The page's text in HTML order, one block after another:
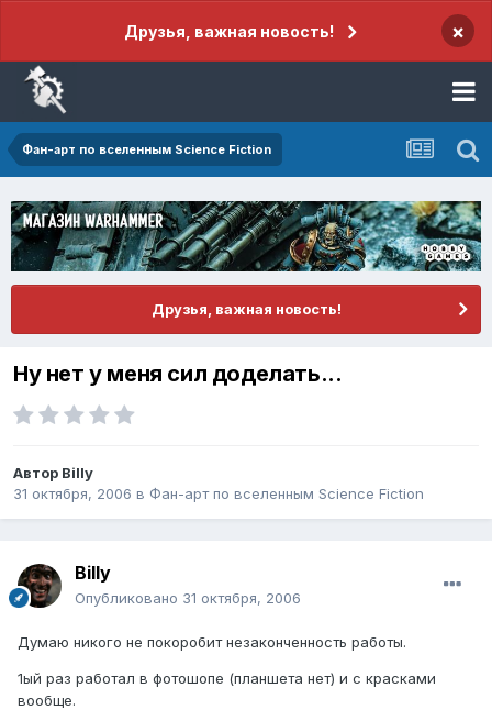
Друзья, важная новость! ×
Фан-арт по вселенным Science Fiction
Друзья, важная новость!
Ну нет у меня сил доделать...
Автор Billy
31 октября, 2006 в Фан-арт по вселенным Science Fiction
Billy
Опубликовано 31 октября, 2006
Думаю никого не покоробит незаконченность работы.
1ый раз работал в фотошопе (планшета нет) и с красками
вообще.